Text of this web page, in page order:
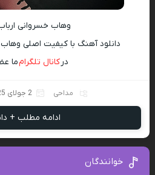
وهاب خسروانی
دانلود آهنگ با کیفیت اصلی
درکانال تلگرامما
مداحی 2 جولای 2025
ادامه مطلب +
خوانندگان